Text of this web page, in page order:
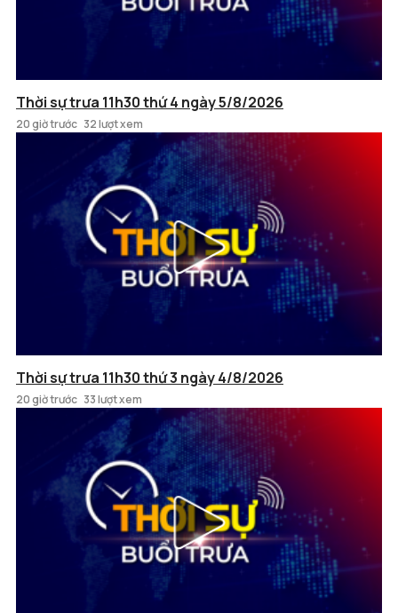
Thời sự trưa 11h30 thứ 4 ngày 5/8/2026
20 giờ trước 32 lượt xem
Thời sự trưa 11h30 thứ 3 ngày 4/8/2026
20 giờ trước 33 lượt xem